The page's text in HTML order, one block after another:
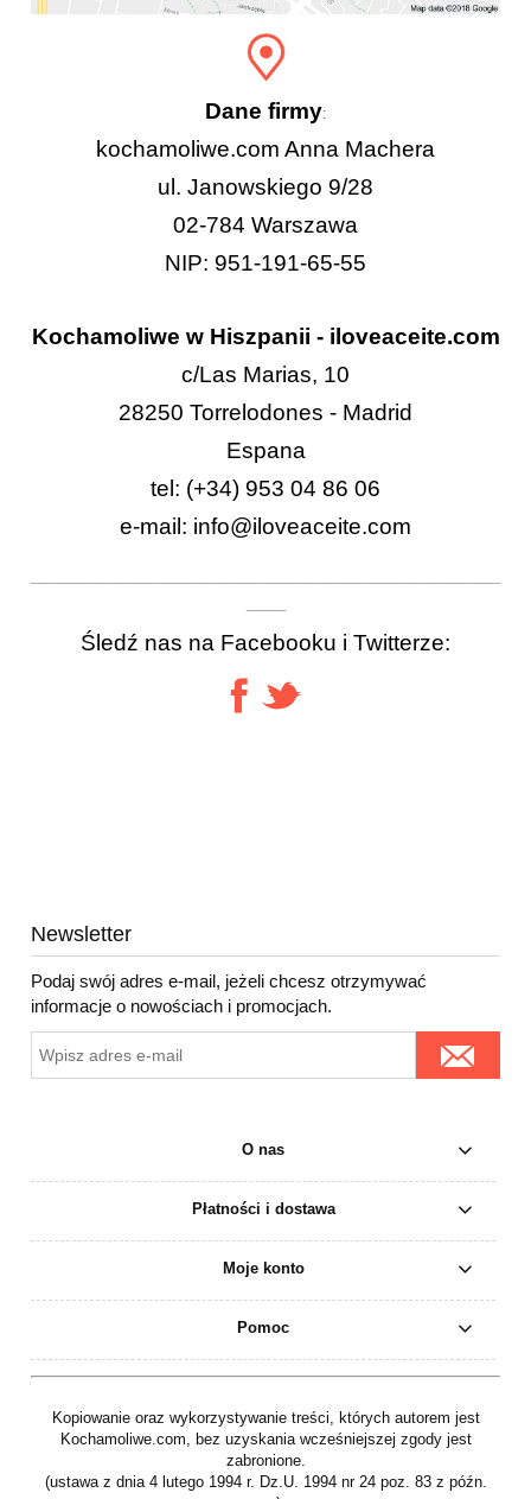
Dane firmy:
kochamoliwe.com Anna Machera
ul. Janowskiego 9/28
02-784 Warszawa
NIP: 951-191-65-55
Kochamoliwe w Hiszpanii - iloveaceite.com
c/Las Marias, 10
28250 Torrelodones - Madrid
Espana
tel: (+34) 953 04 86 06
e-mail: info@iloveaceite.com
Śledź nas na Facebooku i Twitterze:
Newsletter
Podaj swój adres e-mail, jeżeli chcesz otrzymywać
informacje o nowościach i promocjach.
O nas
Płatności i dostawa
Moje konto
Pomoc
Kopiowanie oraz wykorzystywanie treści, których autorem jest
Kochamoliwe.com, bez uzyskania wcześniejszej zgody jest
zabronione.
(ustawa z dnia 4 lutego 1994 r. Dz.U. 1994 nr 24 poz. 83 z późn.